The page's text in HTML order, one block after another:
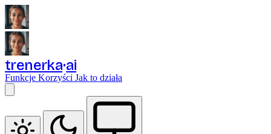
trenerka ai
Funkcje Korzyści Jak to działa